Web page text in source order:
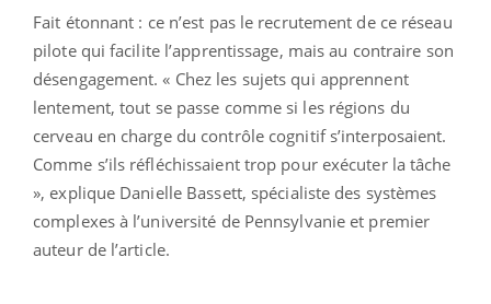
Fait étonnant : ce n’est pas le recrutement de ce réseau
pilote qui facilite l’apprentissage, mais au contraire son
désengagement. « Chez les sujets qui apprennent
lentement, tout se passe comme si les régions du
cerveau en charge du contrôle cognitif s’interposaient.
Comme s’ils réfléchissaient trop pour exécuter la tâche
», explique Danielle Bassett, spécialiste des systèmes
complexes à l’université de Pennsylvanie et premier
auteur de l’article.